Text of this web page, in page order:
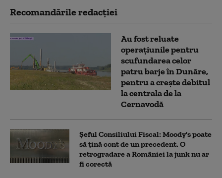
Recomandările redacţiei
Au fost reluate
operațiunile pentru
scufundarea celor
patru barje în Dunăre,
pentru a crește debitul
la centrala de la
Cernavodă
Șeful Consiliului Fiscal: Moody's poate
să țină cont de un precedent. O
retrogradare a României la junk nu ar
fi corectă